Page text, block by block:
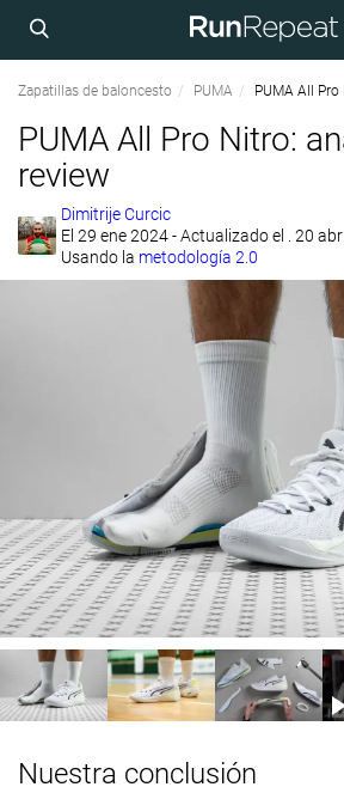
Zapatillas de baloncesto PUMA PUMA All
PUMA All Pro Nitro:
review
Dimitrije Curcic
El 29 ene 2024- Actualizado el . 20
Usando la metodología 2.0
Nuestra conclusión